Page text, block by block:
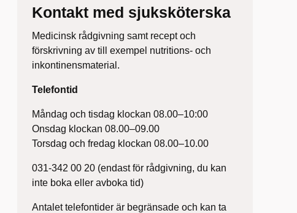
Kontakt med sjuksköterska
Medicinsk rådgivning samt recept och
förskrivning av till exempel nutritions- och
inkontinensmaterial.
Telefontid
Måndag och tisdag klockan 08.00–10:00
Onsdag klockan 08.00–09.00
Torsdag och fredag klockan 08.00–10.00
031-342 00 20 (endast för rådgivning, du kan
inte boka eller avboka tid)
Antalet telefontider är begränsade och kan ta